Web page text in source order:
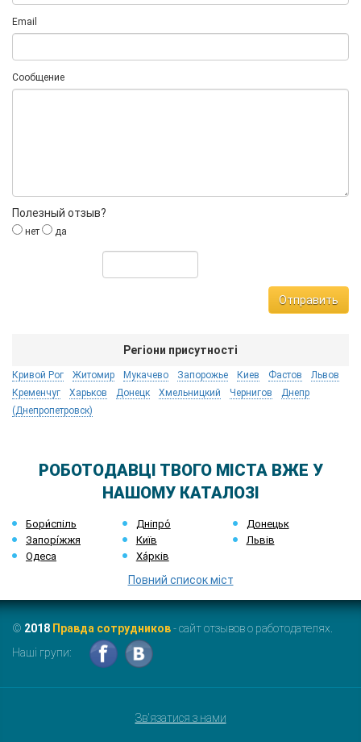
Email
Сообщение
Полезный отзыв?
нет да
Отправить
Регіони присутності
Кривой Рог Житомир Мукачево Запорожье Киев Фастов
Львов
Кременчуг
Харьков Донецк Хмельницкий Чернигов
Днепр
(Днепропетровск)
РОБОТОДАВЦІ ТВОГО МІСТА ВЖЕ У
НАШОМУ КАТАЛОЗІ
Бори́спіль Дніпро́
Донецьк
Запорі́жжя
Київ
Львів
Одеса
Ха́рків
Повний список міст
© 2018 Правда сотрудников- сайт отзывов о работодателях.
Наші групи:
Зв'язатися з нами